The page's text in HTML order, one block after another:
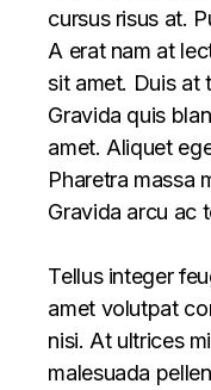
cursus risus at.
A erat nam at
sit amet. Duis at
Gravida quis
amet. Aliquet
Pharetra massa
Gravida arcu ac
Tellus integer
amet volutpat
nisi. At ultrices
malesuada